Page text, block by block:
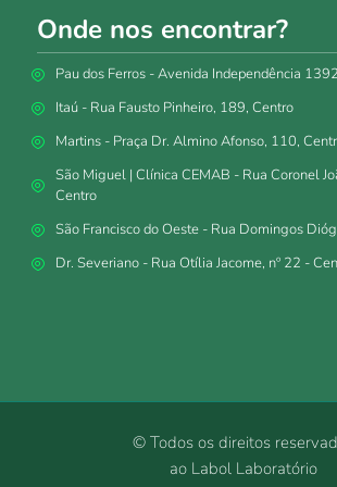
Onde nos encontrar?
Pau dos Ferros - Avenida Independência
Itaú - Rua Fausto Pinheiro, 189, Centro
Martins - Praça Dr. Almino Afonso, 110,
São Miguel | Clínica CEMAB - Rua Coronel
Centro
São Francisco do Oeste - Rua Domingos
Dr. Severiano - Rua Otília Jacome, nº 22 -
© Todos os direitos
ao Labol Laboratório